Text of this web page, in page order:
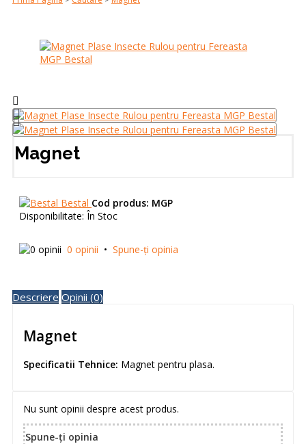
Magnet
Bestal Cod produs: MGP
Disponibilitate: În Stoc
0 opinii • Spune-ţi opinia
Descriere Opinii (0)
Magnet
Specificatii Tehnice: Magnet pentru plasa.
Nu sunt opinii despre acest produs.
Spune-ţi opinia